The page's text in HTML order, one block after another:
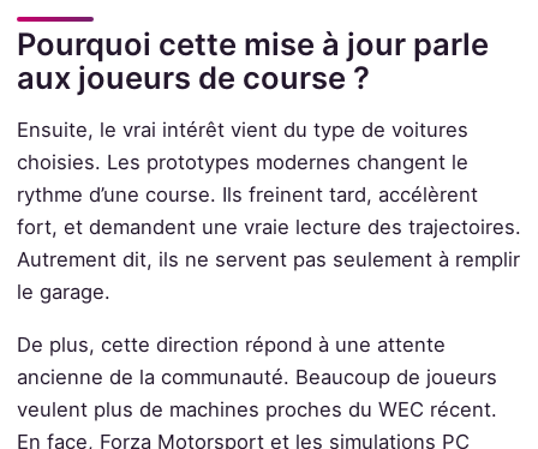
Pourquoi cette mise à jour parle
aux joueurs de course ?
Ensuite, le vrai intérêt vient du type de voitures
choisies. Les prototypes modernes changent le
rythme d’une course. Ils freinent tard, accélèrent
fort, et demandent une vraie lecture des trajectoires.
Autrement dit, ils ne servent pas seulement à remplir
le garage.
De plus, cette direction répond à une attente
ancienne de la communauté. Beaucoup de joueurs
veulent plus de machines proches du WEC récent.
En face, Forza Motorsport et les simulations PC